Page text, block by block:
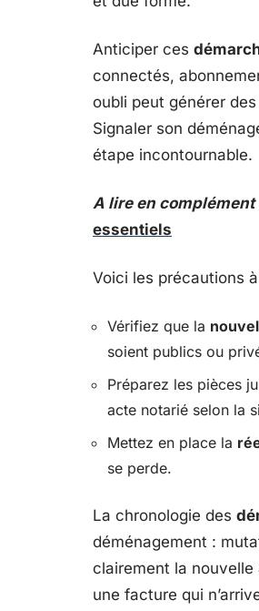
Anticiper ces
connectés,
oubli peut générer
Signaler son
étape incontournable.
A lire en complément
essentiels
Voici les précautions
Vérifiez que la
soient publics ou
Préparez les pièces
acte notarié selon la
Mettez en place la
se perde.
La chronologie des
déménagement :
clairement la
une facture qui